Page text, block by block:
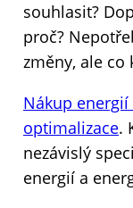
souhlasit?
proč?
změny, ale co
Nákup energií
optimalizace.
nezávislý
energií a